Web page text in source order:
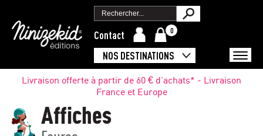
Contact 0
NOS DESTINATIONS
Livraison offerte à partir de 60 € d'achats* - Livraison
France et Europe
Affiches